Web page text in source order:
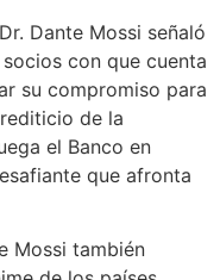
Dante Mossi señaló
con que cuenta
su compromiso para
de la
el Banco en
que afronta
Mossi también